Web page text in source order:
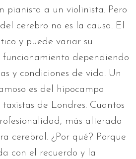
pianista a un violinista. Pero
cerebro no es la causa. El
y puede variar su
funcionamiento dependiendo
y condiciones de vida. Un
es del hipocampo
de Londres. Cuantos
más alterada
cerebral. ¿Por qué? Porque
con el recuerdo y la